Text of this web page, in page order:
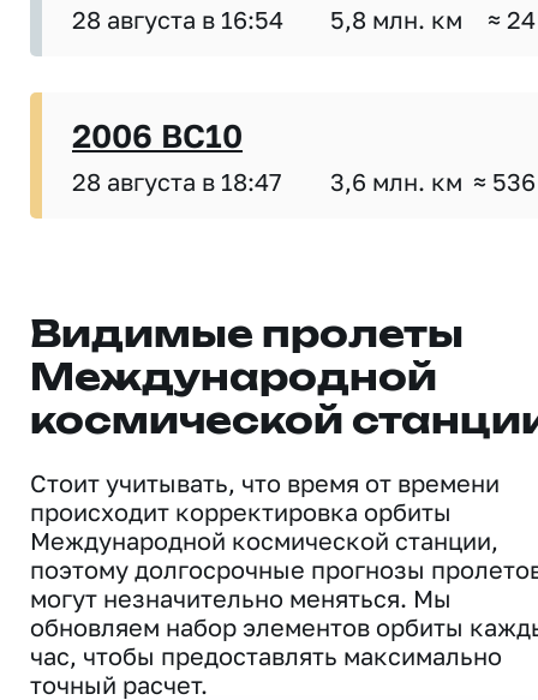
28 августа в 16:54 5,8 млн. км ≈
2006 BC10
28 августа в 18:47 3,6 млн. км ≈
Видимые пролеты
Международной
космической
Стоит учитывать, что время от времени
происходит корректировка орбиты
Международной космической станции,
поэтому долгосрочные прогнозы
могут незначительно меняться. Мы
обновляем набор элементов орбиты
час, чтобы предоставлять максимально
точный расчет.